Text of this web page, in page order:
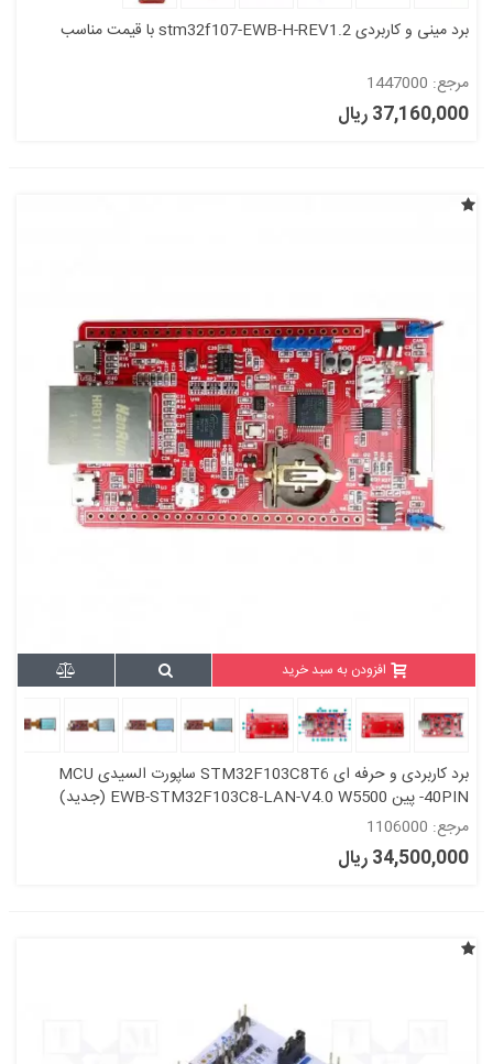
برد مینی و کاربردی stm32f107-EWB-H-REV1.2 با قیمت مناسب
مرجع: 1447000
37,160,000 ریال
افزودن به سبد خرید
برد کاربردی و حرفه ای STM32F103C8T6 ساپورت السیدی MCU
-40PIN پین EWB-STM32F103C8-LAN-V4.0 W5500 (جدید)
مرجع: 1106000
34,500,000 ریال